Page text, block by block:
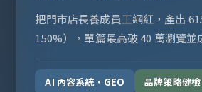
把門市店長養成員工網紅，產出
150%），單篇最高破 40 萬瀏覽並
AI 內容系統・GEO 品牌策略健檢